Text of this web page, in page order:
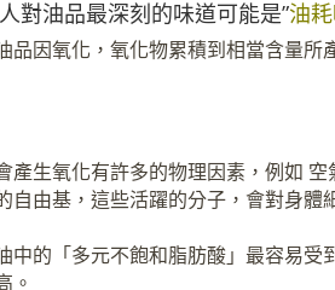
對油品最深刻的味道可能是”油
品因氧化，氧化物累積到相當含量所
產生氧化有許多的物理因素，例如
自由基，這些活躍的分子，會對身體
中的「多元不飽和脂肪酸」最容易
。